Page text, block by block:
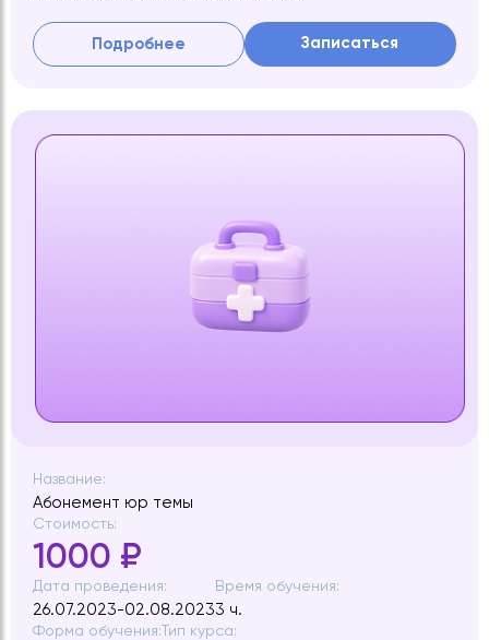
Подробнее Записаться
Название:
Абонемент юр темы
Стоимость:
1000 ₽
Дата проведения:
26.07.2023-02.08.2023
Время обучения:
3 ч.
Форма обучения:Тип курса: